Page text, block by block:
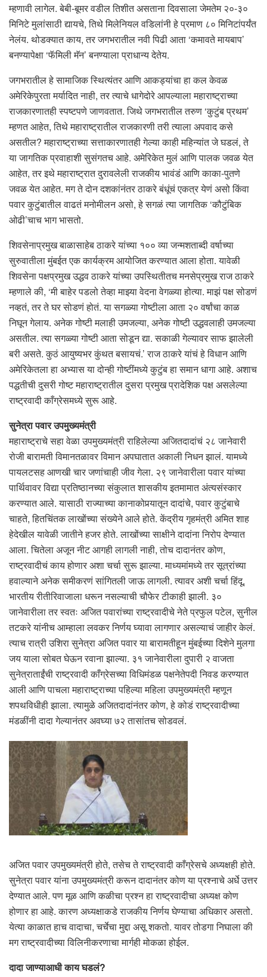
म्हणावी लागेल. बेबी-बूमर वडील तिशीत असताना दिवसाला जेमतेम २०-३०
मिनिटे मुलांसाठी द्यायचे, तिथे मिलेनियल वडिलांनी हे प्रमाण ८० मिनिटांपर्यंत
नेलंय. थोडक्यात काय, तर जगभरातील नवी पिढी आता ‘कमावते मायबाप’
बनण्यापेक्षा ‘फॅमिली मॅन’ बनण्याला प्राधान्य देतेय.
जगभरातील हे सामाजिक स्थित्यंतर आणि आकड्यांचा हा कल केवळ
अमेरिकेपुरता मर्यादित नाही, तर त्याचे धागेदोरे आपल्याला महाराष्ट्राच्या
राजकारणातही स्पष्टपणे जाणवतात. जिथे जगभरातील तरुण ‘कुटुंब प्रथम’
म्हणत आहेत, तिथे महाराष्ट्रातील राजकारणी तरी त्याला अपवाद कसे
असतील? महाराष्ट्राच्या सत्ताकारणातही गेल्या काही महिन्यांत जे घडलं, ते
या जागतिक प्रवाहाशी सुसंगतच आहे. अमेरिकेत मुलं आणि पालक जवळ येत
आहेत, तर इथे महाराष्ट्रात दुरावलेली राजकीय भावंडं आणि काका-पुतणे
जवळ येत आहेत. मग ते दोन दशकांनंतर ठाकरे बंधूंचं एकत्र येणं असो किंवा
पवार कुटुंबातील वाढतं मनोमीलन असो, हे सगळं त्या जागतिक ‘कौटुंबिक
ओढी’चाच भाग भासतो.
शिवसेनाप्रमुख बाळासाहेब ठाकरे यांच्या १०० व्या जन्मशताब्दी वर्षाच्या
सुरुवातीला मुंबईत एक कार्यक्रम आयोजित करण्यात आला होता. यावेळी
शिवसेना पक्षप्रमुख उद्धव ठाकरे यांच्या उपस्थितीतच मनसेप्रमुख राज ठाकरे
म्हणाले की, ‘मी बाहेर पडलो तेव्हा माझ्या वेदना वेगळ्या होत्या. माझं पक्ष सोडणं
नव्हतं, तर ते घर सोडणं होतं. या सगळ्या गोष्टीला आता २० वर्षांचा काळ
निघून गेलाय. अनेक गोष्टी मलाही उमजल्या, अनेक गोष्टी उद्धवलाही उमजल्या
असतील. त्या सगळ्या गोष्टी आता सोडून द्या. सकाळी गेल्यावर साफ झालेली
बरी असते. कुठं आयुष्यभर कुंथत बसायचं.’ राज ठाकरे यांचं हे विधान आणि
अमेरिकेतला हा अभ्यास या दोन्ही गोष्टींमध्ये कुटुंब हा समान धागा आहे. अशाच
पद्धतीची दुसरी गोष्ट महाराष्ट्रातील दुसरा प्रमुख प्रादेशिक पक्ष असलेल्या
राष्ट्रवादी काँग्रेसमध्ये सुरू आहे.
सुनेत्रा पवार उपमुख्यमंत्री
महाराष्ट्राचे सहा वेळा उपमुख्यमंत्री राहिलेल्या अजितदादांचं २८ जानेवारी
रोजी बारामती विमानतळावर विमान अपघातात अकाली निधन झालं. यामध्ये
पायलटसह आणखी चार जणांचाही जीव गेला. २९ जानेवारीला पवार यांच्या
पार्थिवावर विद्या प्रतिष्ठानच्या संकुलात शासकीय इतमामात अंत्यसंस्कार
करण्यात आले. यासाठी राज्याच्या कानाकोपर्‍यातून दादांचे, पवार कुटुंबाचे
चाहते, हितचिंतक लाखोंच्या संख्येने आले होते. केंद्रीय गृहमंत्री अमित शाह
हेदेखील यावेळी जातीने हजर होते. लाखोंच्या साक्षीने दादांना निरोप देण्यात
आला. चितेला अजून नीट आगही लागली नाही, तोच दादानंतर कोण,
राष्ट्रवादीचं काय होणार अशा चर्चा सुरू झाल्या. माध्यमांमध्ये तर सूत्रांच्या
हवाल्याने अनेक समीकरणं सांगितली जाऊ लागली. त्यावर अशी चर्चा हिंदू,
भारतीय रीतीरिवाजाला धरून नसल्याची चौफेर टीकाही झाली. ३०
जानेवारीला तर स्वतः अजित पवारांच्या राष्ट्रवादीचे नेते प्रफुल पटेल, सुनील
तटकरे यांनीच आम्हाला लवकर निर्णय घ्यावा लागणार असल्याचं जाहीर केलं.
त्याच रात्री उशिरा सुनेत्रा अजित पवार या बारामतीहून मुंबईच्या दिशेने मुलगा
जय याला सोबत घेऊन रवाना झाल्या. ३१ जानेवारीला दुपारी २ वाजता
सुनेत्राताईंची राष्ट्रवादी काँग्रेसच्या विधिमंडळ पक्षनेतेपदी निवड करण्यात
आली आणि पाचला महाराष्ट्राच्या पहिल्या महिला उपमुख्यमंत्री म्हणून
शपथविधीही झाला. त्यामुळे अजितदादांनंतर कोण, हे कोडं राष्ट्रवादीच्या
मंडळींनी दादा गेल्यानंतर अवघ्या ७२ तासांतच सोडवलं.
अजित पवार उपमुख्यमंत्री होते, तसेच ते राष्ट्रवादी काँग्रेसचे अध्यक्षही होते.
सुनेत्रा पवार यांना उपमुख्यमंत्री करून दादानंतर कोण या प्रश्नाचे अर्धे उत्तर
देण्यात आले. पण मूळ आणि कळीचा प्रश्न हा राष्ट्रवादीचा अध्यक्ष कोण
होणार हा आहे. कारण अध्यक्षाकडे राजकीय निर्णय घेण्याचा अधिकार असतो.
येत्या काळात हाच वादाचा, चर्चेचा मुद्दा असू शकतो. यावर तोडगा निघाला की
मग राष्ट्रवादीच्या विलिनीकरणाचा मार्गही मोकळा होईल.
दादा जाण्याआधी काय घडलं?